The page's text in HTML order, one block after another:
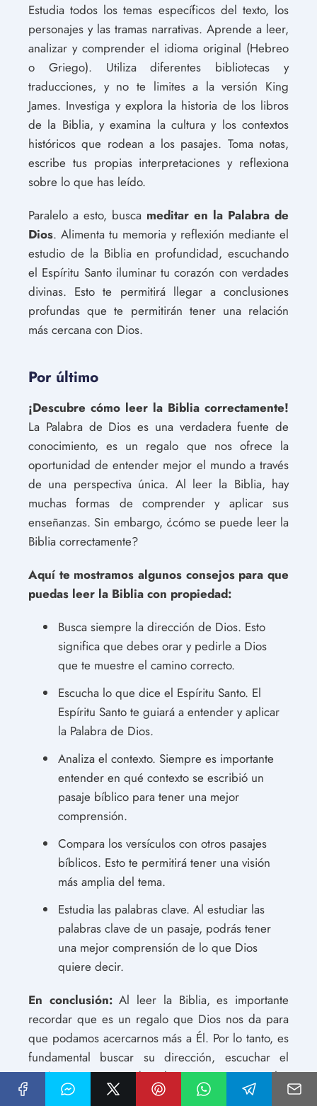
Estudia todos los temas específicos del texto, los
personajes y las tramas narrativas. Aprende a leer,
analizar y comprender el idioma original (Hebreo
o Griego). Utiliza diferentes bibliotecas y
traducciones, y no te limites a la versión King
James. Investiga y explora la historia de los libros
de la Biblia, y examina la cultura y los contextos
históricos que rodean a los pasajes. Toma notas,
escribe tus propias interpretaciones y reflexiona
sobre lo que has leído.
Paralelo a esto, busca meditar en la Palabra de
Dios. Alimenta tu memoria y reflexión mediante el
estudio de la Biblia en profundidad, escuchando
el Espíritu Santo iluminar tu corazón con verdades
divinas. Esto te permitirá llegar a conclusiones
profundas que te permitirán tener una relación
más cercana con Dios.
Por último
¡Descubre cómo leer la Biblia correctamente!
La Palabra de Dios es una verdadera fuente de
conocimiento, es un regalo que nos ofrece la
oportunidad de entender mejor el mundo a través
de una perspectiva única. Al leer la Biblia, hay
muchas formas de comprender y aplicar sus
enseñanzas. Sin embargo, ¿cómo se puede leer la
Biblia correctamente?
Aquí te mostramos algunos consejos para que
puedas leer la Biblia con propiedad:
Busca siempre la dirección de Dios. Esto
significa que debes orar y pedirle a Dios
que te muestre el camino correcto.
Escucha lo que dice el Espíritu Santo. El
Espíritu Santo te guiará a entender y aplicar
la Palabra de Dios.
Analiza el contexto. Siempre es importante
entender en qué contexto se escribió un
pasaje bíblico para tener una mejor
comprensión.
Compara los versículos con otros pasajes
bíblicos. Esto te permitirá tener una visión
más amplia del tema.
Estudia las palabras clave. Al estudiar las
palabras clave de un pasaje, podrás tener
una mejor comprensión de lo que Dios
quiere decir.
En conclusión:Al leer la Biblia, es importante
recordar que es un regalo que Dios nos da para
que podamos acercarnos más a Él. Por lo tanto, es
fundamental buscar su dirección, escuchar el
Espíritu Santo, entender el contexto, comparar los
versículos con otros pasajes bíblicos y analizar las